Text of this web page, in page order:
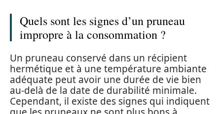
Quels sont les signes d’un pruneau
impropre à la consommation ?
Un pruneau conservé dans un récipient
hermétique et à une température ambiante
adéquate peut avoir une durée de vie bien
au-delà de la date de durabilité minimale.
Cependant, il existe des signes qui indiquent